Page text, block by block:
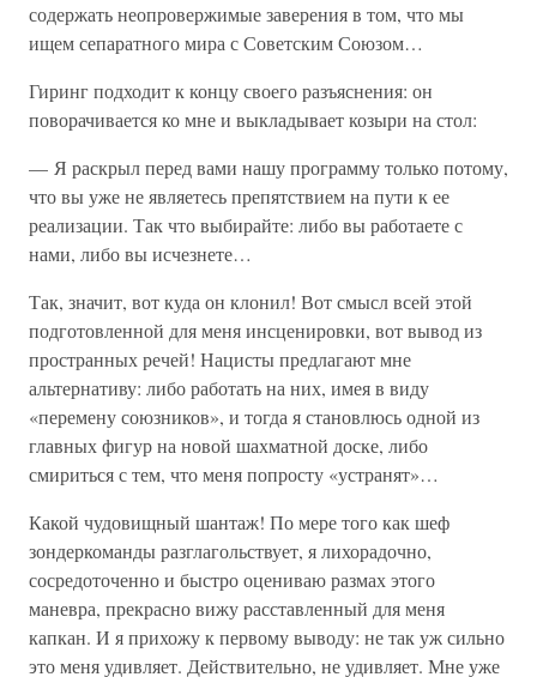
содержать неопровержимые заверения в том, что мы
ищем сепаратного мира с Советским Союзом…
Гиринг подходит к концу своего разъяснения: он
поворачивается ко мне и выкладывает козыри на стол:
— Я раскрыл перед вами нашу программу только потому,
что вы уже не являетесь препятствием на пути к ее
реализации. Так что выбирайте: либо вы работаете с
нами, либо вы исчезнете…
Так, значит, вот куда он клонил! Вот смысл всей этой
подготовленной для меня инсценировки, вот вывод из
пространных речей! Нацисты предлагают мне
альтернативу: либо работать на них, имея в виду
«перемену союзников», и тогда я становлюсь одной из
главных фигур на новой шахматной доске, либо
смириться с тем, что меня попросту «устранят»…
Какой чудовищный шантаж! По мере того как шеф
зондеркоманды разглагольствует, я лихорадочно,
сосредоточенно и быстро оцениваю размах этого
маневра, прекрасно вижу расставленный для меня
капкан. И я прихожу к первому выводу: не так уж сильно
это меня удивляет. Действительно, не удивляет. Мне уже